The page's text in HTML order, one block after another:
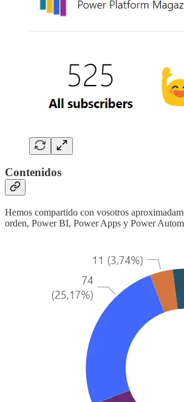
Contenidos
Hemos compartido con vosotros
orden, Power BI, Power Apps y Power